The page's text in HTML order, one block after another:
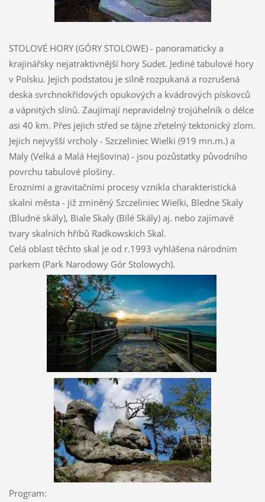
STOLOVÉ HORY (GÓRY STOLOWE) - panoramaticky a
krajinářsky nejatraktivnější hory Sudet. Jediné tabulové hory
v Polsku. Jejich podstatou je silně rozpukaná a rozrušená
deska svrchnokřídových opukových a kvádrových pískovců
a vápnitých slínů. Zaujímají nepravidelný trojúhelník o délce
asi 40 km. Přes jejich střed se tájne zřetelný tektonický zlom.
Jejich nejvyšší vrcholy - Szczeliniec Wielki (919 mn.m.) a
Maly (Velká a Malá Hejšovina) - jsou pozůstatky původního
povrchu tabulové plošiny.
Erozními a gravitačními procesy vznikla charakteristická
skalní města - již zmíněný Szczeliniec Wielki, Bledne Skaly
(Bludné skály), Biale Skaly (Bílé Skály) aj. nebo zajímavé
tvary skalních hřibů Radkowskich Skal.
Celá oblast těchto skal je od r.1993 vyhlášena národním
parkem (Park Narodowy Gór Stolowych).
Program: